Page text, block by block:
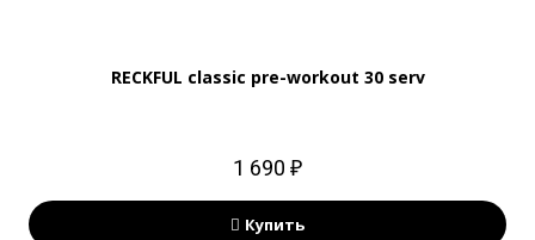
RECKFUL classic pre-workout 30 serv
1 690 ₽
Купить